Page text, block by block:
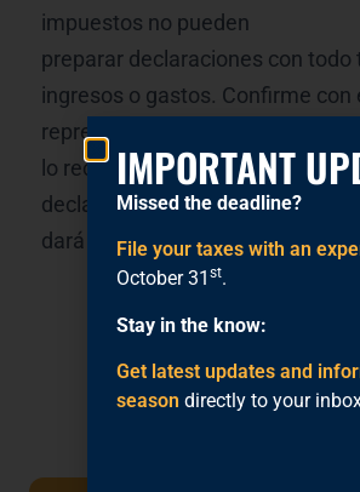
impuestos no pueden
preparar declaraciones con todo
ingresos o gastos. Confirme con
representante de citas o con la
lo recibe en el centro que se
declaración. Una cita no
dará servicio.
IMPORTANT
Missed the deadline?
File your taxes with an
October 31 st.
Stay in the know:
Get latest updates and
season directly to your